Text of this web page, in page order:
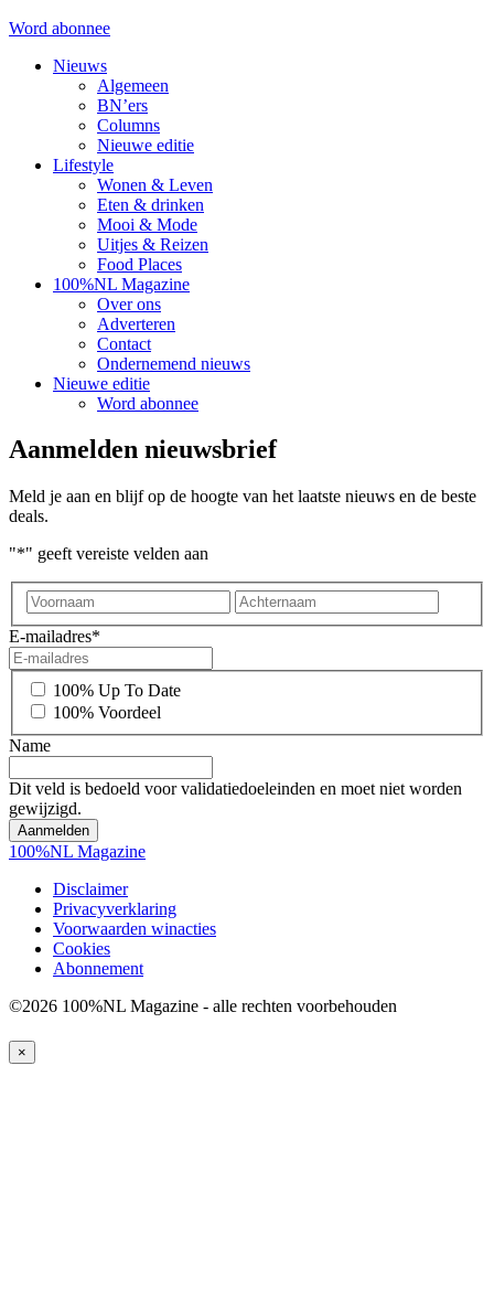
Word abonnee
Nieuws
Algemeen
BN’ers
Columns
Nieuwe editie
Lifestyle
Wonen & Leven
Eten & drinken
Mooi & Mode
Uitjes & Reizen
Food Places
100%NL Magazine
Over ons
Adverteren
Contact
Ondernemend nieuws
Nieuwe editie
Word abonnee
Aanmelden nieuwsbrief
Meld je aan en blijf op de hoogte van het laatste nieuws en de beste
deals.
"*" geeft vereiste velden aan
Voornaam
E-mailadres*
*
100% Up To Date
100% Voordeel
Name
Dit veld is bedoeld voor validatiedoeleinden en moet niet worden
gewijzigd.
100%NL Magazine
Disclaimer
Privacyverklaring
Voorwaarden winacties
Cookies
Abonnement
©2026 100%NL Magazine - alle rechten voorbehouden
×